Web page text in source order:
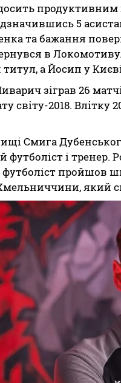
5
та бажання
в
а Йосип у
зіграв 26
світу-2018.
Смига
футболіст і
пройшов
який